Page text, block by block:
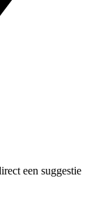
een suggestie